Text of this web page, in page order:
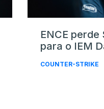
ENCE perde
para o IEM
COUNTER-STRIKE